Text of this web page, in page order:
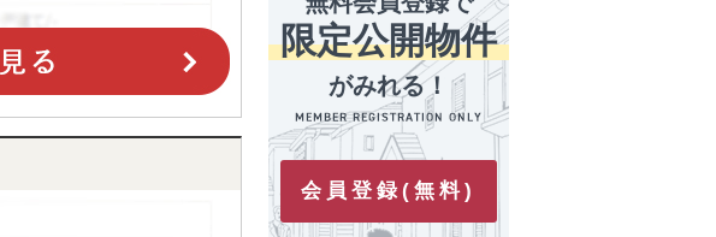
限定公開物件
がみれる！
会員登録(無料)